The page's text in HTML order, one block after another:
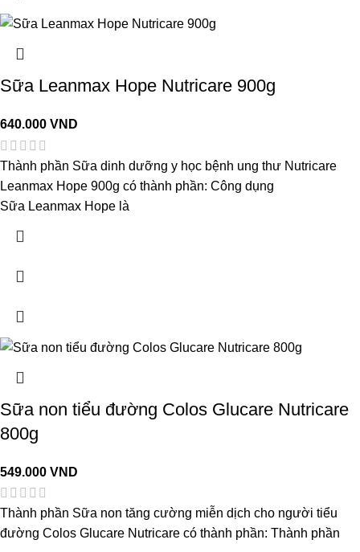
Sữa Leanmax Hope Nutricare 900g
640.000VND
Thành phần Sữa dinh dưỡng y học bệnh ung thư Nutricare
Leanmax Hope 900g có thành phần: Công dụng
Sữa Leanmax Hope là
Sữa non tiểu đường Colos Glucare Nutricare
800g
549.000VND
Thành phần Sữa non tăng cường miễn dịch cho người tiểu
đường Colos Glucare Nutricare có thành phần: Thành phần